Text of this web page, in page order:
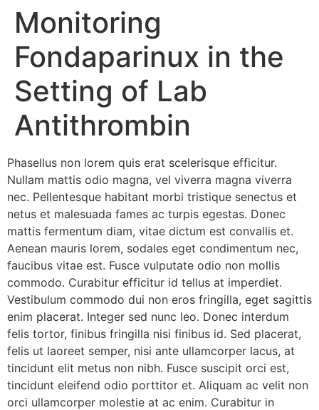
Monitoring
Fondaparinux in the
Setting of Lab
Antithrombin
Phasellus non lorem quis erat scelerisque efficitur.
Nullam mattis odio magna, vel viverra magna viverra
nec. Pellentesque habitant morbi tristique senectus et
netus et malesuada fames ac turpis egestas. Donec
mattis fermentum diam, vitae dictum est convallis et.
Aenean mauris lorem, sodales eget condimentum nec,
faucibus vitae est. Fusce vulputate odio non mollis
commodo. Curabitur efficitur id tellus at imperdiet.
Vestibulum commodo dui non eros fringilla, eget sagittis
enim placerat. Integer sed nunc leo. Donec interdum
felis tortor, finibus fringilla nisi finibus id. Sed placerat,
felis ut laoreet semper, nisi ante ullamcorper lacus, at
tincidunt elit metus non nibh. Fusce suscipit orci est,
tincidunt eleifend odio porttitor et. Aliquam ac velit non
orci ullamcorper molestie at ac enim. Curabitur in